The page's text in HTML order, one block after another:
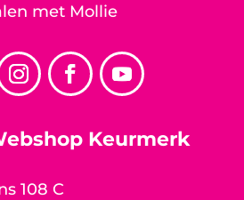
met Mollie
Keurmerk
108 C